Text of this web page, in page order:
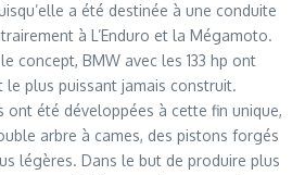
a été destinée à une conduite
à L’Enduro et la Mégamoto.
concept, BMW avec les 133 hp ont
le plus puissant jamais construit.
ont été développées à cette fin unique,
arbre à cames, des pistons forgés
légères. Dans le but de produire plus